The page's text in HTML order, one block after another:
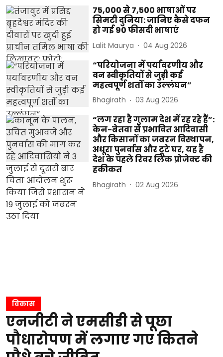
75,000 से 7,500 भाषाओं पर
सिमटी दुनिया: जानिए कैसे दफन
हो गई 90 फीसदी भाषाएं
Lalit Maurya 04 Aug 2026
“परियोजना में पर्यावरणीय और
वन स्वीकृतियों से जुड़ी कई
महत्वपूर्ण शर्तों का उल्लंघन”
Bhagirath 03 Aug 2026
“लग रहा है गुलाम देश में रह रहे हैं”:
केन-बेतवा से प्रभावित आदिवासी
और किसानों का जबरन विस्थापन,
अधूरा पुनर्वास और टूटे घर, यह है
देश के पहले रिवर लिंक प्रोजेक्ट की
हकीकत
Bhagirath 02 Aug 2026
विकास
एनजीटी ने एमसीडी से पूछा
पौधारोपण में लगाए गए कितने